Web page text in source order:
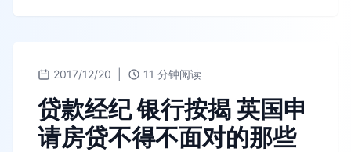
2017/12/20 11 分钟阅读
贷款经纪 银行按揭 英国申
请房贷不得不面对的那些